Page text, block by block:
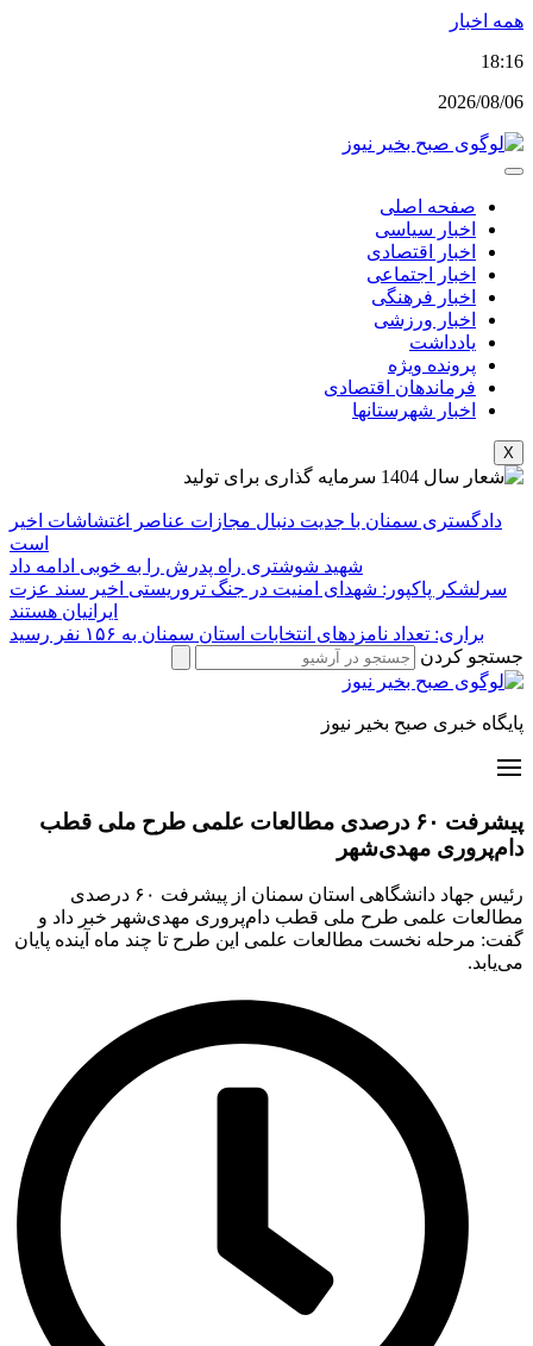
پرش
محتوا
همه اخبار
18:16
2026/08/06
صفحه اصلی
اخبار سیاسی
اخبار اقتصادی
اخبار اجتماعی
اخبار فرهنگی
اخبار ورزشی
یادداشت
پرونده ویژه
فرماندهان اقتصادی
اخبار شهرستانها
X
دادگستری سمنان با جدیت دنبال مجازات عناصر اغتشاشات اخیر
است
شهید شوشتری راه پدرش را به خوبی ادامه داد
سرلشکر پاکپور: شهدای امنیت در جنگ تروریستی اخیر سند عزت
ایرانیان هستند
براری: تعداد نامزدهای انتخابات استان سمنان به ۱۵۶ نفر رسید
جستجو کردن
پایگاه خبری صبح بخیر نیوز
پیشرفت ۶۰ درصدی مطالعات علمی طرح ملی قطب
دام‌پروری مهدی‌شهر
رئیس جهاد دانشگاهی استان سمنان از پیشرفت ۶۰ درصدی
مطالعات علمی طرح ملی قطب دام‌پروری مهدی‌شهر خبر داد و
گفت: مرحله نخست مطالعات علمی این طرح تا چند ماه آینده پایان
می‌یابد.